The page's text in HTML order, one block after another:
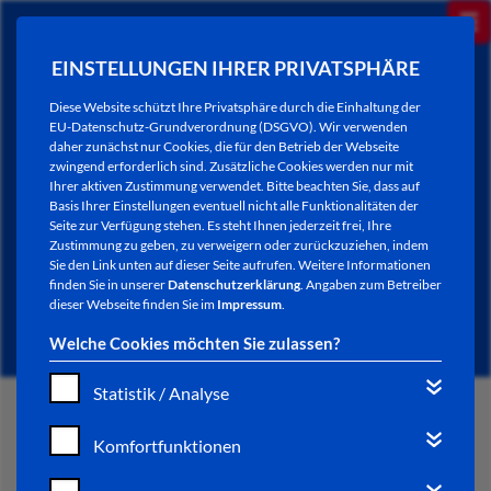
EINSTELLUNGEN IHRER PRIVATSPHÄRE
Diese Website schützt Ihre Privatsphäre durch die Einhaltung der
EU-Datenschutz-Grundverordnung (DSGVO). Wir verwenden
daher zunächst nur Cookies, die für den Betrieb der Webseite
zwingend erforderlich sind. Zusätzliche Cookies werden nur mit
Ihrer aktiven Zustimmung verwendet. Bitte beachten Sie, dass auf
Basis Ihrer Einstellungen eventuell nicht alle Funktionalitäten der
Seite zur Verfügung stehen. Es steht Ihnen jederzeit frei, Ihre
Zustimmung zu geben, zu verweigern oder zurückzuziehen, indem
Sie den Link unten auf dieser Seite aufrufen. Weitere Informationen
finden Sie in unsererDatenschutzerklärung. Angaben zum Betreiber
dieser Webseite finden Sie im Impressum.
Welche Cookies möchten Sie zulassen?
Statistik / Analyse
Komfortfunktionen
AKTUELLES
START